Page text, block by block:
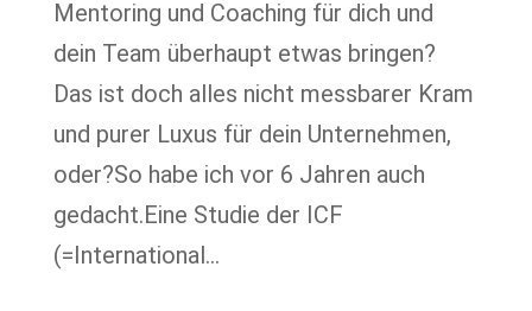
Mentoring und Coaching für dich und
dein Team überhaupt etwas bringen?
Das ist doch alles nicht messbarer Kram
und purer Luxus für dein Unternehmen,
oder?So habe ich vor 6 Jahren auch
gedacht.Eine Studie der ICF
(=International...